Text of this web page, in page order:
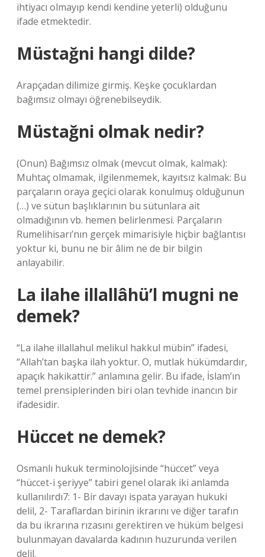
ihtiyacı olmayıp kendi kendine yeterli) olduğunu
ifade etmektedir.
Müstağni hangi dilde?
Arapçadan dilimize girmiş. Keşke çocuklardan
bağımsız olmayı öğrenebilseydik.
Müstağni olmak nedir?
(Onun) Bağımsız olmak (mevcut olmak, kalmak):
Muhtaç olmamak, ilgilenmemek, kayıtsız kalmak: Bu
parçaların oraya geçici olarak konulmuş olduğunun
(…) ve sütun başlıklarının bu sütunlara ait
olmadığının vb. hemen belirlenmesi. Parçaların
Rumelihisarı’nın gerçek mimarisiyle hiçbir bağlantısı
yoktur ki, bunu ne bir âlim ne de bir bilgin
anlayabilir.
La ilahe illallâhü’l mugni ne
demek?
“La ilahe illallahul melikul hakkul mübin” ifadesi,
“Allah’tan başka ilah yoktur. O, mutlak hükümdardır,
apaçık hakikattir.” anlamına gelir. Bu ifade, İslam’ın
temel prensiplerinden biri olan tevhide inancın bir
ifadesidir.
Hüccet ne demek?
Osmanlı hukuk terminolojisinde “hüccet” veya
“hüccet-i şeriyye” tabiri genel olarak iki anlamda
kullanılırdı7: 1- Bir davayı ispata yarayan hukuki
delil, 2- Taraflardan birinin ikrarını ve diğer tarafın
da bu ikrarına rızasını gerektiren ve hüküm belgesi
bulunmayan davalarda kadının huzurunda verilen
delil.